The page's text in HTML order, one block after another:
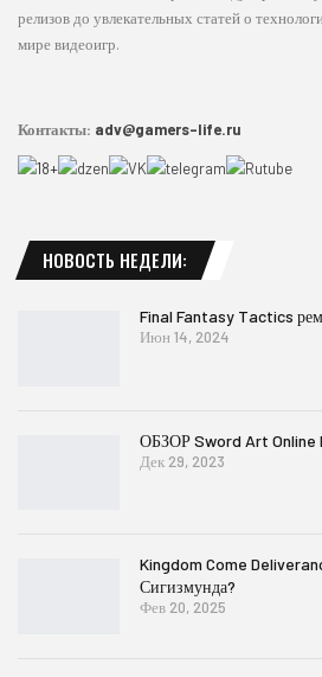
релизов до увлекательных статей о
мире видеоигр.
Контакты: adv@gamers-life.ru
НОВОСТЬ НЕДЕЛИ:
Final Fantasy Tactics
Июн 14, 2024
ОБЗОР Sword Art Online
Дек 29, 2023
Kingdom Come
Сигизмунда?
Фев 20, 2025